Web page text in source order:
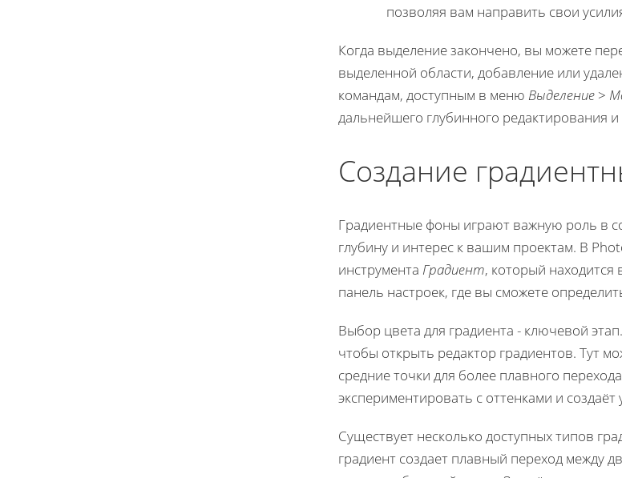
позволяя вам направить свои
Когда выделение закончено, вы можете
выделенной области, добавление или
командам, доступным в меню Выделение >
дальнейшего глубинного редактирования
Создание
Градиентные фоны играют важную роль в
глубину и интерес к вашим проектам. В
инструмента Градиент, который находится
панель настроек, где вы сможете
Выбор цвета для градиента - ключевой
чтобы открыть редактор градиентов. Тут
средние точки для более плавного
экспериментировать с оттенками и
Существует несколько доступных типов
градиент создает плавный переход между